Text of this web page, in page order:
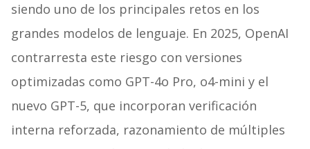
siendo uno de los principales retos en los
grandes modelos de lenguaje. En 2025, OpenAI
contrarresta este riesgo con versiones
optimizadas como GPT-4o Pro, o4-mini y el
nuevo GPT-5, que incorporan verificación
interna reforzada, razonamiento de múltiples